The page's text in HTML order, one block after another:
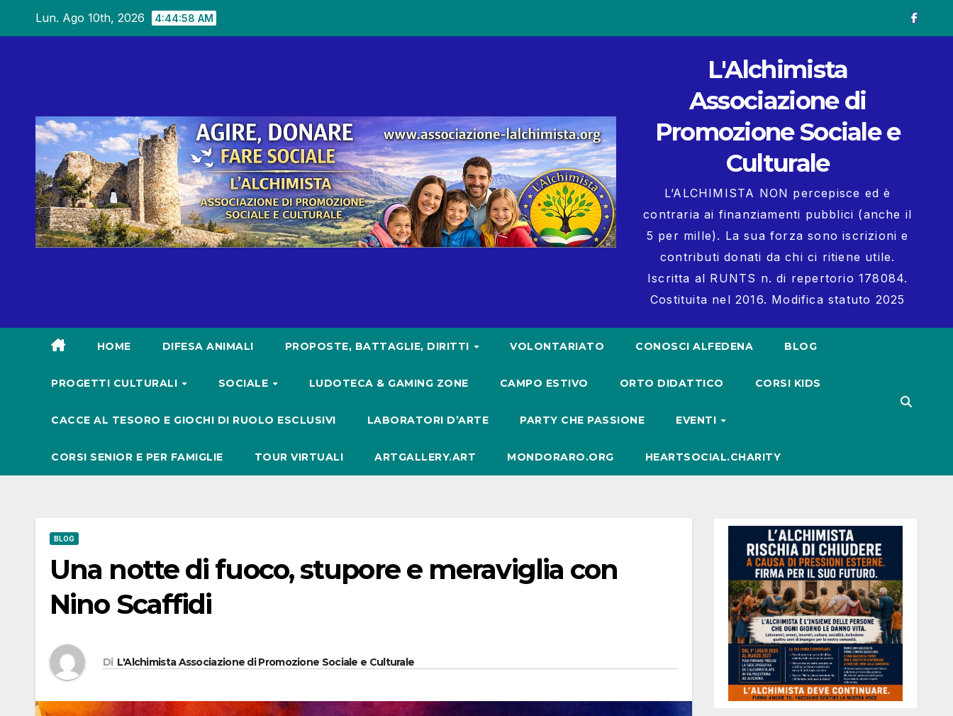
Lun. Ago 10th, 2026 4:45:00 AM
L'Alchimista
Associazione di
Promozione Sociale e
Culturale
L’ALCHIMISTA NON percepisce ed è
contraria ai finanziamenti pubblici (anche il
5 per mille). La sua forza sono iscrizioni e
contributi donati da chi ci ritiene utile.
Iscritta al RUNTS n. di repertorio 178084.
Costituita nel 2016. Modifica statuto 2025
HOME DIFESA ANIMALI PROPOSTE, BATTAGLIE, DIRITTI VOLONTARIATO CONOSCI ALFEDENA BLOG
PROGETTI CULTURALI SOCIALE LUDOTECA & GAMING ZONE CAMPO ESTIVO ORTO DIDATTICO CORSI KIDS
CACCE AL TESORO E GIOCHI DI RUOLO ESCLUSIVI LABORATORI D’ARTE PARTY CHE PASSIONE EVENTI
CORSI SENIOR E PER FAMIGLIE TOUR VIRTUALI ARTGALLERY.ART MONDORARO.ORG HEARTSOCIAL.CHARITY
BLOG
Una notte di fuoco, stupore e meraviglia con
Nino Scaffidi
Di L'Alchimista Associazione di Promozione Sociale e Culturale